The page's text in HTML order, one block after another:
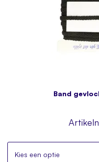
Band
Kies een optie